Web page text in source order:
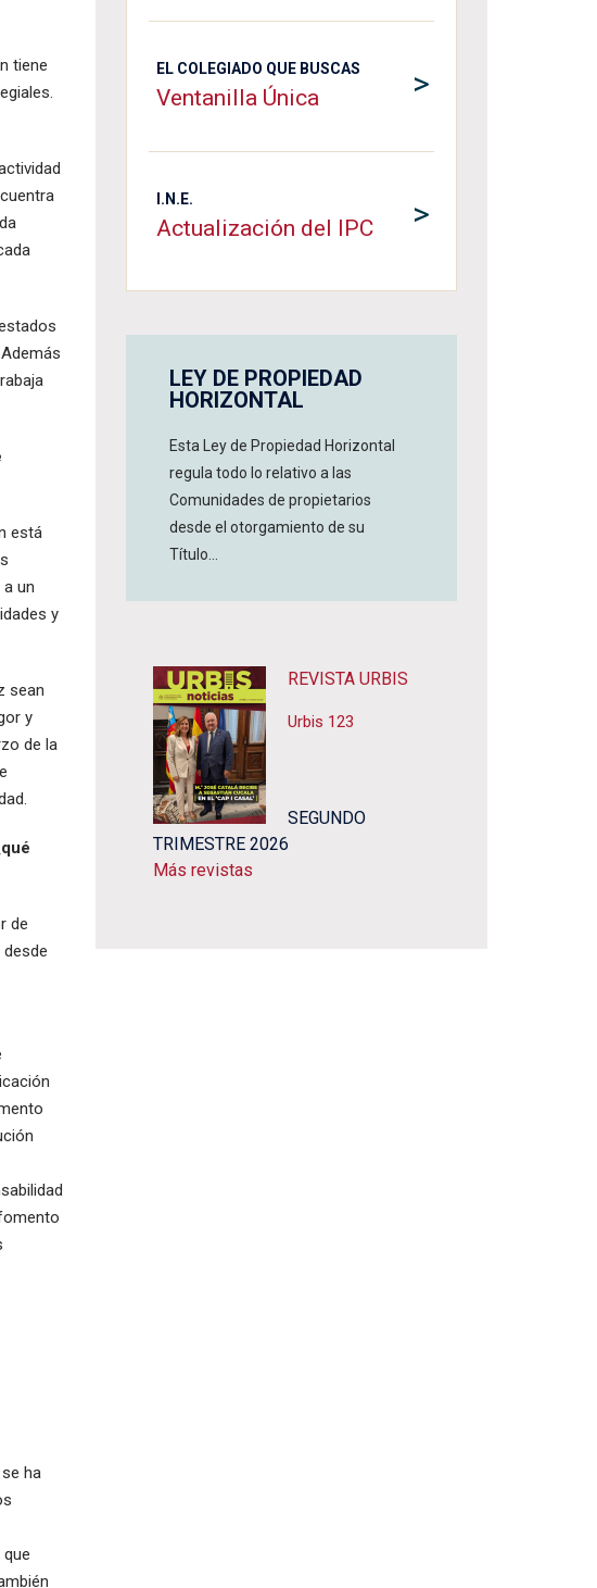
tiene
está
un
y
sean
y
de la
de
ha
>
EL COLEGIADO QUE BUSCAS
Ventanilla Única
>
I.N.E.
Actualización del IPC
LEY DE PROPIEDAD
HORIZONTAL
Esta Ley de Propiedad Horizontal
regula todo lo relativo a las
Comunidades de propietarios
desde el otorgamiento de su
Título...
REVISTA URBIS
Urbis 123
SEGUNDO
TRIMESTRE 2026
Más revistas